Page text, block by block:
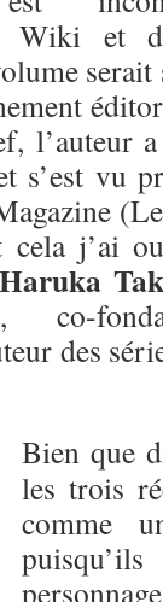
Wiki et
l’auteur
s’est vu
j’ai
Haruka
co-
des
Bien que
les trois
comme